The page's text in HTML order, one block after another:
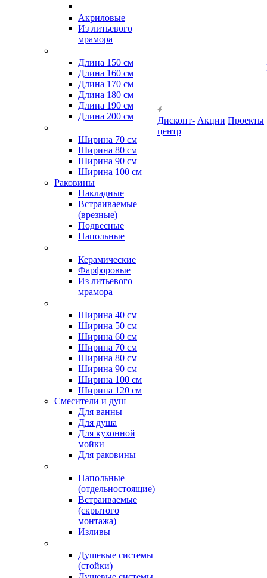
Акриловые
Из литьевого
мрамора
Длина 150 см
Длина 160 см
Длина 170 см
Длина 180 см
Длина 190 см
Длина 200 см
Ширина 70 см
Ширина 80 см
Ширина 90 см
Ширина 100 см
Раковины
Накладные
Встраиваемые
(врезные)
Подвесные
Напольные
Керамические
Фарфоровые
Из литьевого
мрамора
Ширина 40 см
Ширина 50 см
Ширина 60 см
Ширина 70 см
Ширина 80 см
Ширина 90 см
Ширина 100 см
Ширина 120 см
Смесители и душ
Для ванны
Для душа
Для кухонной
мойки
Для раковины
Напольные
(отдельностоящие)
Встраиваемые
(скрытого
монтажа)
Изливы
Душевые системы
(стойки)
Дисконт-
центр
Акции Проекты